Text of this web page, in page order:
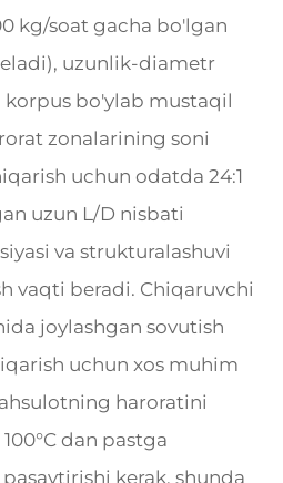
kg/soat gacha bo'lgan
uzunlik-diametr
bo'ylab mustaqil
zonalarining soni
uchun odatda 24:1
uzun L/D nisbati
va strukturalashuvi
vaqti beradi. Chiqaruvchi
joylashgan sovutish
uchun xos muhim
haroratini
dan pastga
kerak, shunda